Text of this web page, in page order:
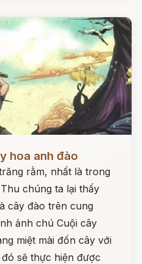
hoa anh đào
rằm, nhất là trong
chúng ta lại thấy
cây đào trên cung
ảnh chú Cuội cây
miệt mài đốn cây với
sẽ thực hiện được